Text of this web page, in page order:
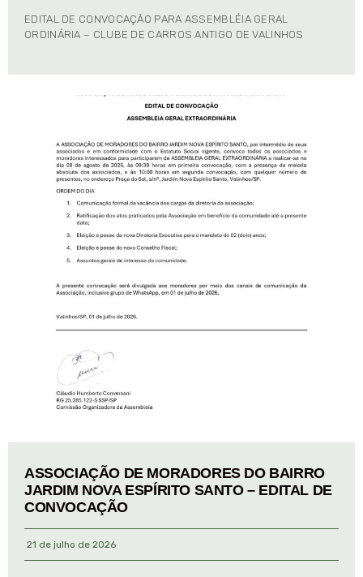
EDITAL DE CONVOCAÇÃO PARA ASSEMBLÉIA GERAL
ORDINÁRIA – CLUBE DE CARROS ANTIGO DE VALINHOS
ASSOCIAÇÃO DE MORADORES DO BAIRRO
JARDIM NOVA ESPÍRITO SANTO – EDITAL DE
CONVOCAÇÃO
21 de julho de 2026